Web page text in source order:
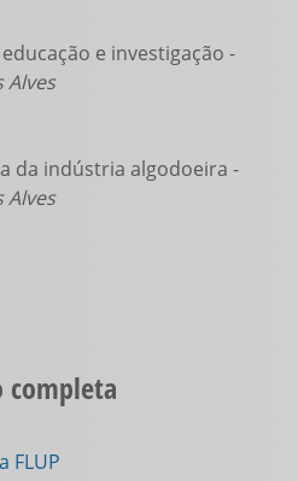
e investigação -
Alves
da indústria algodoeira -
Alves
completa
FLUP